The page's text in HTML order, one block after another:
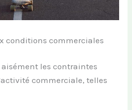
conditions commerciales
aisément les contraintes
commerciale, telles